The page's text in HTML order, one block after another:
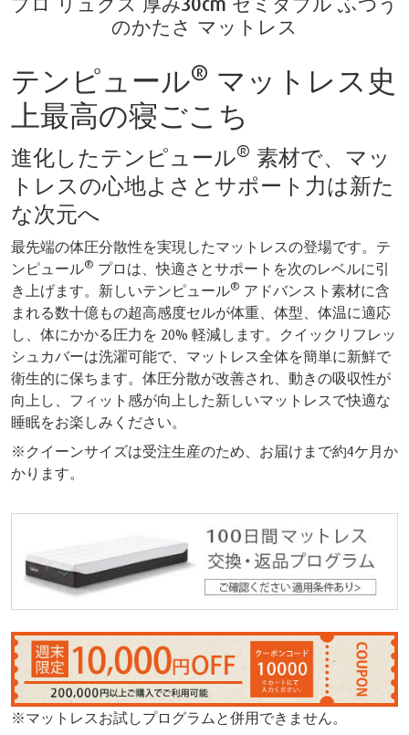
のかたさ マットレス
テンピュール® マットレス史
上最高の寝ごこち
進化したテンピュール® 素材で、マッ
トレスの心地よさとサポート力は新た
な次元へ
最先端の体圧分散性を実現したマットレスの登場です。テ
ンピュール® プロは、快適さとサポートを次のレベルに引
き上げます。新しいテンピュール® アドバンスト素材に含
まれる数十億もの超高感度セルが体重、体型、体温に適応
し、体にかかる圧力を 20% 軽減します。クイックリフレッ
シュカバーは洗濯可能で、マットレス全体を簡単に新鮮で
衛生的に保ちます。体圧分散が改善され、動きの吸収性が
向上し、フィット感が向上した新しいマットレスで快適な
睡眠をお楽しみください。
※クイーンサイズは受注生産のため、お届けまで約4ケ月か
かります。
※マットレスお試しプログラムと併用できません。